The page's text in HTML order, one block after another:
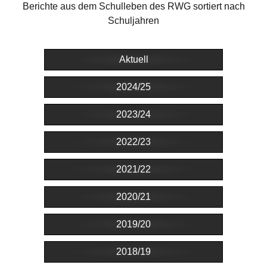
Berichte aus dem Schulleben des RWG sortiert nach
Schuljahren
Aktuell
2024/25
2023/24
2022/23
2021/22
2020/21
2019/20
2018/19